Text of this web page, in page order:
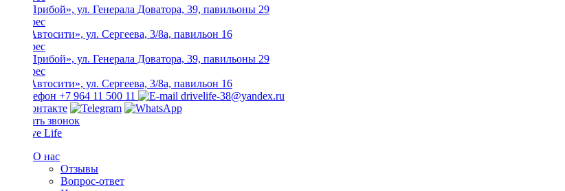
ТЦ «Прибой», ул. Генерала Доватора, 39, павильоны 29
ТЦ «Автосити», ул. Сергеева, 3/8а, павильон 16
ТЦ «Прибой», ул. Генерала Доватора, 39, павильоны 29
ТЦ «Автосити», ул. Сергеева, 3/8а, павильон 16
+7 964 11 500 11
drivelife-38@yandex.ru
Заказать звонок
О нас
Отзывы
Вопрос-ответ